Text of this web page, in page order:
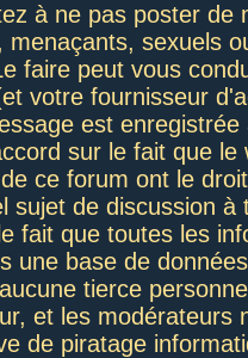
à ne pas poster de
menaçants, sexuels
faire peut vous
votre fournisseur
est
sur le fait que
ce forum ont le
sujet de discussion
fait que toutes les
une base de
tierce
et les
de piratage